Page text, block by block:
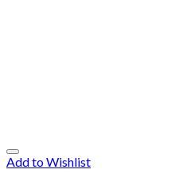
Add to Wishlist